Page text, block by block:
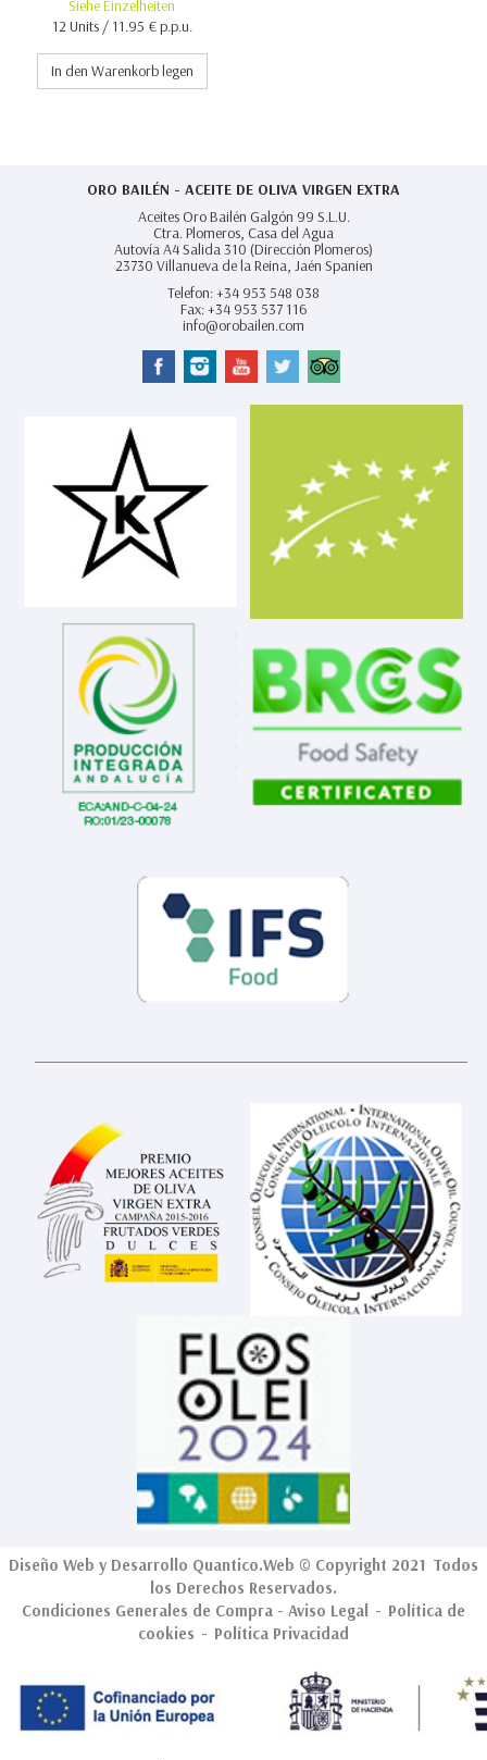
Siehe Einzelheiten
12 Units / 11.95 € p.p.u.
In den Warenkorb legen
ORO BAILÉN - ACEITE DE OLIVA VIRGEN EXTRA
Aceites Oro Bailén Galgón 99 S.L.U.
Ctra. Plomeros, Casa del Agua
Autovía A4 Salida 310 (Dirección Plomeros)
23730 Villanueva de la Reina, Jaén Spanien
Telefon:+34 953 548 038
Fax:+34 953 537 116
info@orobailen.com
Diseño Web y Desarrollo Quantico.Web © Copyright 2021 Todos
los Derechos Reservados.
Condiciones Generales de Compra - Aviso Legal - Política de
cookies - Política Privacidad